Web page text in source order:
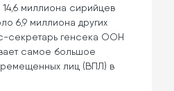
миллиона сирийцев
6,9 миллиона других
секретарь генсека ООН
самое большое
лиц (ВПЛ) в